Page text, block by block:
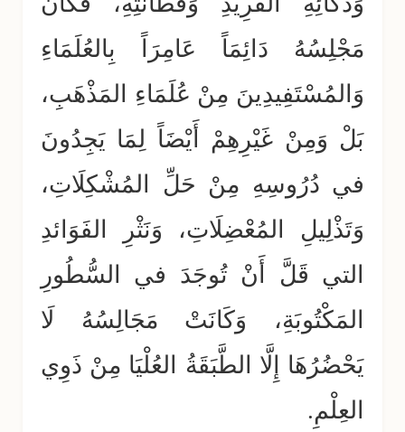
مَجْلِسُهُ دَائِمَاً عَامِرَاً بِالعُلَمَاءِ
وَالمُسْتَفِيدِينَ مِنْ عُلَمَاءِ المَذْهَبِ،
بَلْ وَمِنْ غَيْرِهِمْ أَيْضَاً لِمَا يَجِدُونَ
في دُرُوسِهِ مِنْ حَلِّ المُشْكِلَاتِ،
وَتَذْلِيلِ المُعْضِلَاتِ، وَنَثْرِ الفَوَائدِ
التي قَلَّ أَنْ تُوجَدَ في السُّطُورِ
المَكْتُوبَةِ، وَكَانَتْ مَجَالِسُهُ لَا
يَحْضُرُهَا إِلَّا الطَّبَقَةُ العُلْيَا مِنْ ذَوِي
العِلْمِ.